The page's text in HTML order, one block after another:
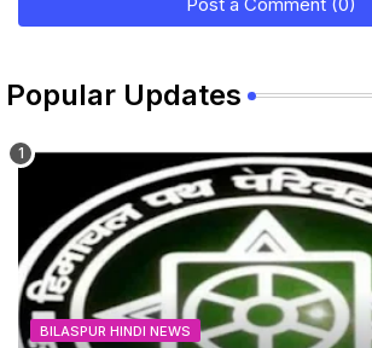
Popular Updates
BILASPUR HINDI NEWS